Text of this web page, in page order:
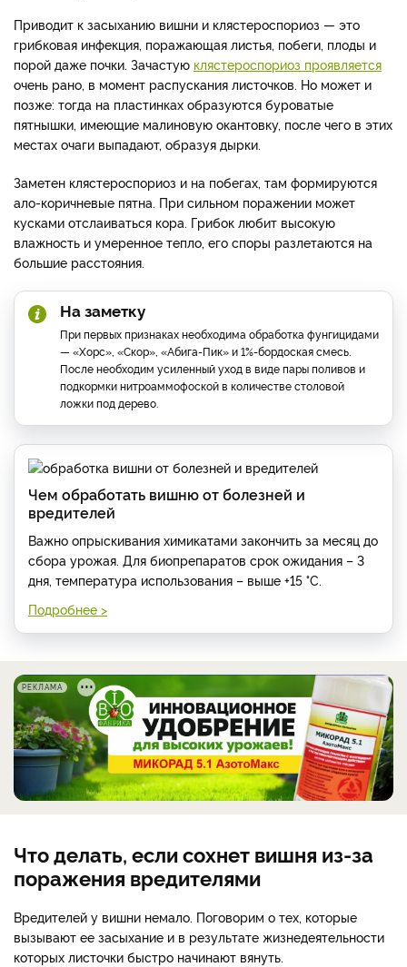
Приводит к засыханию вишни и клястероспориоз — это
грибковая инфекция, поражающая листья, побеги, плоды и
порой даже почки. Зачастую клястероспориоз проявляется
очень рано, в момент распускания листочков. Но может и
позже: тогда на пластинках образуются буроватые
пятнышки, имеющие малиновую окантовку, после чего в этих
местах очаги выпадают, образуя дырки.
Заметен клястероспориоз и на побегах, там формируются
ало-коричневые пятна. При сильном поражении может
кусками отслаиваться кора. Грибок любит высокую
влажность и умеренное тепло, его споры разлетаются на
большие расстояния.
На заметку
При первых признаках необходима обработка фунгицидами
— «Хорс», «Скор», «Абига-Пик» и 1%-бордоская смесь.
После необходим усиленный уход в виде пары поливов и
подкормки нитроаммофоской в количестве столовой
ложки под дерево.
Чем обработать вишню от болезней и
вредителей
Важно опрыскивания химикатами закончить за месяц до
сбора урожая. Для биопрепаратов срок ожидания – 3
дня, температура использования – выше +15 °C.
Подробнее >
РЕКЛАМА
Что делать, если сохнет вишня из-за
поражения вредителями
Вредителей у вишни немало. Поговорим о тех, которые
вызывают ее засыхание и в результате жизнедеятельности
которых листочки быстро начинают вянуть.